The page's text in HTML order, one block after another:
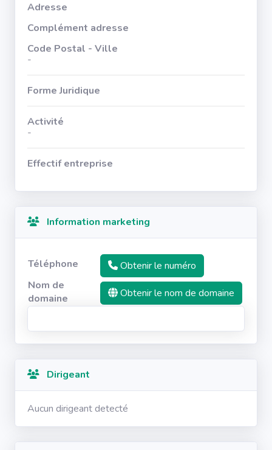
Adresse
Complément adresse
Code Postal - Ville
-
Forme Juridique
Activité
-
Effectif entreprise
Information marketing
Téléphone
Obtenir le numéro
Nom de
domaine
Obtenir le nom de domaine
Dirigeant
Aucun dirigeant detecté